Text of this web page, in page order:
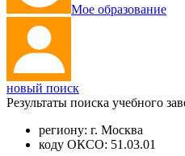
Мое образование
новый поиск
Результаты поиска учебного
региону: г. Москва
коду ОКСО: 51.03.01